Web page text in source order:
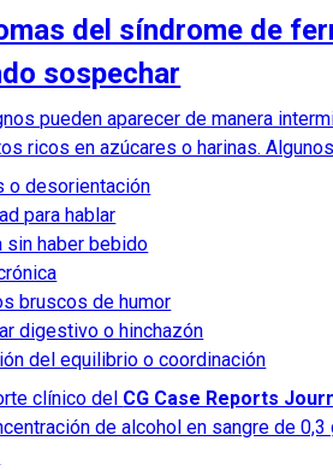
del síndrome de
sospechar
pueden aparecer de manera
ricos en azúcares o harinas.
o desorientación
para hablar
sin haber bebido
bruscos de humor
digestivo o hinchazón
del equilibrio o coordinación
clínico del CG Case Reports
de alcohol en sangre de